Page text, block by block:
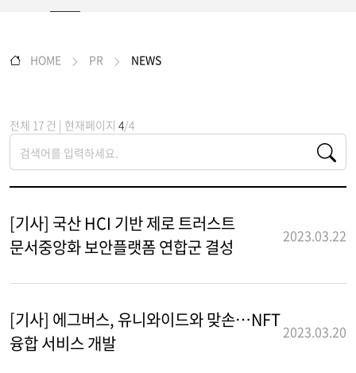
HOME PR NEWS
전체 17 건 | 현재페이지 4/4
[기사] 국산 HCI 기반 제로 트러스트
문서중앙화 보안플랫폼 연합군 결성
2023.03.22
[기사] 에그버스, 유니와이드와 맞손…NFT
융합 서비스 개발
2023.03.20